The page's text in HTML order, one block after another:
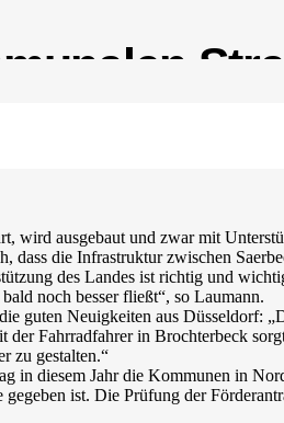
ausgebaut und zwar mit
die Infrastruktur zwischen
des Landes ist richtig und
noch besser fließt“, so Laumann.
guten Neuigkeiten aus Düsseldorf:
Fahrradfahrer in Brochterbeck
zu gestalten.“
diesem Jahr die Kommunen in
ist. Die Prüfung der